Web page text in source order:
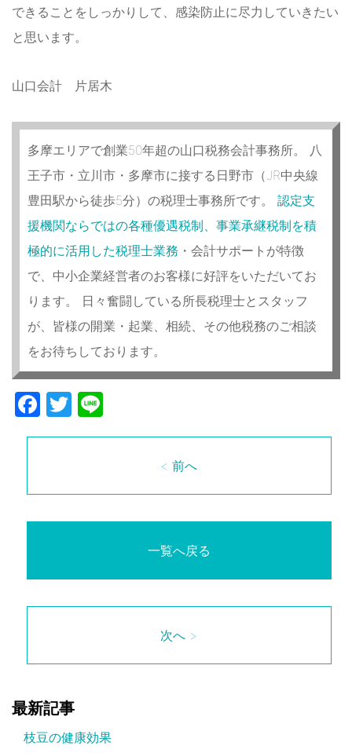
できることをしっかりして、感染防止に尽力していきたい
と思います。
山口会計 片居木
多摩エリアで創業50年超の山口税務会計事務所。 八
王子市・立川市・多摩市に接する日野市（JR中央線
豊田駅から徒歩5分）の税理士事務所です。 認定支
援機関ならではの各種優遇税制、事業承継税制を積
極的に活用した税理士業務 ・会計サポートが特徴
で、中小企業経営者のお客様に好評をいただいてお
ります。 日々奮闘している所長税理士とスタッフ
が、皆様の開業・起業、相続、その他税務のご相談
をお待ちしております。
Facebook
Twitter
< 前へ
一覧へ戻る
次へ >
最新記事
枝豆の健康効果